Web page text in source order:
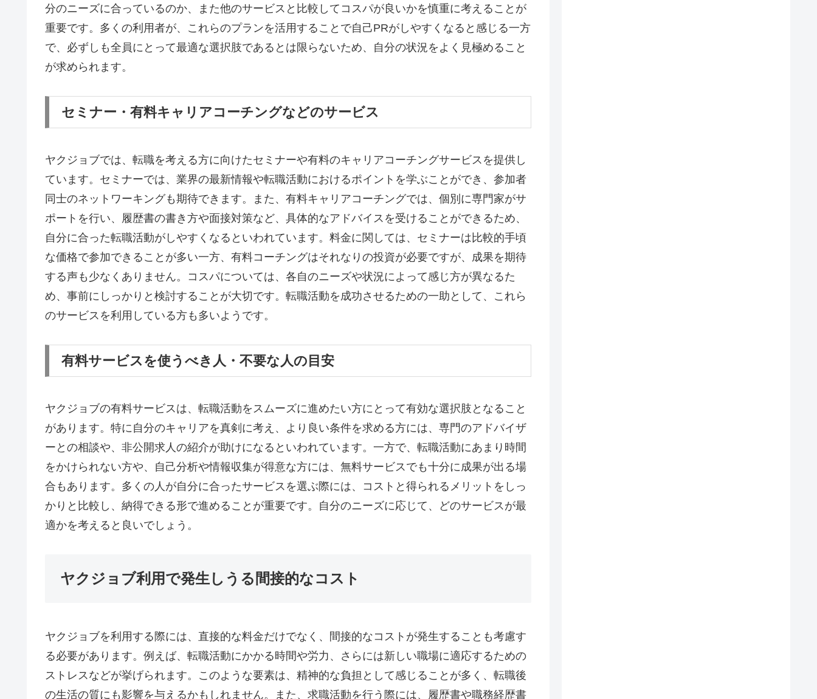
分のニーズに合っているのか、また他のサービスと比較してコスパが良いかを慎重に考えることが
重要です。多くの利用者が、これらのプランを活用することで自己PRがしやすくなると感じる一方
で、必ずしも全員にとって最適な選択肢であるとは限らないため、自分の状況をよく見極めること
が求められます。
セミナー・有料キャリアコーチングなどのサービス
ヤクジョブでは、転職を考える方に向けたセミナーや有料のキャリアコーチングサービスを提供し
ています。セミナーでは、業界の最新情報や転職活動におけるポイントを学ぶことができ、参加者
同士のネットワーキングも期待できます。また、有料キャリアコーチングでは、個別に専門家がサ
ポートを行い、履歴書の書き方や面接対策など、具体的なアドバイスを受けることができるため、
自分に合った転職活動がしやすくなるといわれています。料金に関しては、セミナーは比較的手頃
な価格で参加できることが多い一方、有料コーチングはそれなりの投資が必要ですが、成果を期待
する声も少なくありません。コスパについては、各自のニーズや状況によって感じ方が異なるた
め、事前にしっかりと検討することが大切です。転職活動を成功させるための一助として、これら
のサービスを利用している方も多いようです。
有料サービスを使うべき人・不要な人の目安
ヤクジョブの有料サービスは、転職活動をスムーズに進めたい方にとって有効な選択肢となること
があります。特に自分のキャリアを真剣に考え、より良い条件を求める方には、専門のアドバイザ
ーとの相談や、非公開求人の紹介が助けになるといわれています。一方で、転職活動にあまり時間
をかけられない方や、自己分析や情報収集が得意な方には、無料サービスでも十分に成果が出る場
合もあります。多くの人が自分に合ったサービスを選ぶ際には、コストと得られるメリットをしっ
かりと比較し、納得できる形で進めることが重要です。自分のニーズに応じて、どのサービスが最
適かを考えると良いでしょう。
ヤクジョブ利用で発生しうる間接的なコスト
ヤクジョブを利用する際には、直接的な料金だけでなく、間接的なコストが発生することも考慮す
る必要があります。例えば、転職活動にかかる時間や労力、さらには新しい職場に適応するための
ストレスなどが挙げられます。このような要素は、精神的な負担として感じることが多く、転職後
の生活の質にも影響を与えるかもしれません。また、求職活動を行う際には、履歴書や職務経歴書